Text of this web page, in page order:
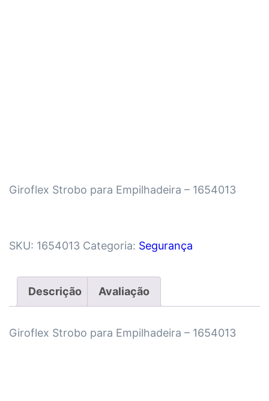
Giroflex Strobo para Empilhadeira – 1654013
SKU: 1654013 Categoria: Segurança
Descrição Avaliação
Giroflex Strobo para Empilhadeira – 1654013